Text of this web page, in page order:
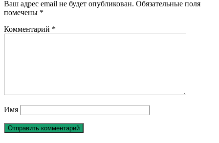
Ваш адрес email не будет опубликован. Обязательные поля
помечены *
Комментарий *
Имя